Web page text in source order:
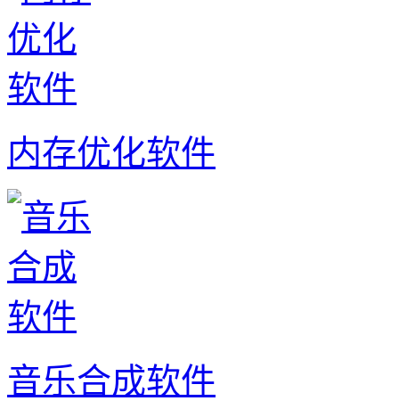
内存优化软件
音乐合成软件